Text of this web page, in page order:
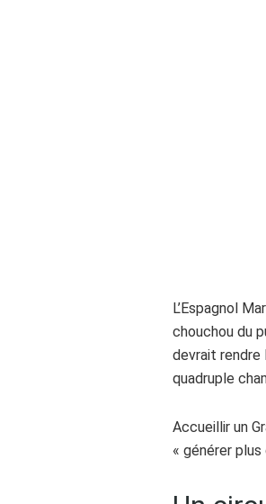
L’Espagnol
chouchou du
devrait rendre
quadruple
Accueillir un
« générer plus